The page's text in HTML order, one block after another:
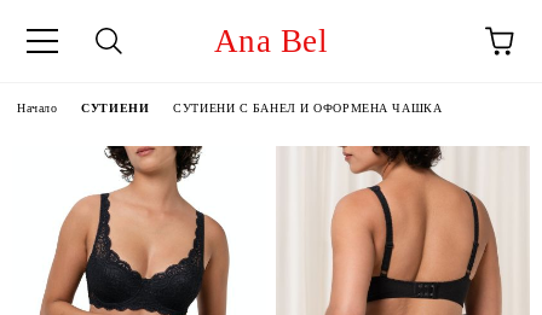
Ana Bel
Начало СУТИЕНИ СУТИЕНИ С БАНЕЛ И ОФОРМЕНА ЧАШКА